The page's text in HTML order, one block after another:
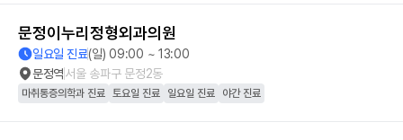
문정이누리정형외과의원
일요일 진료(일) 09:00 ~ 13:00
문정역서울 송파구 문정2동
마취통증의학과 진료 토요일 진료 일요일 진료 야간 진료